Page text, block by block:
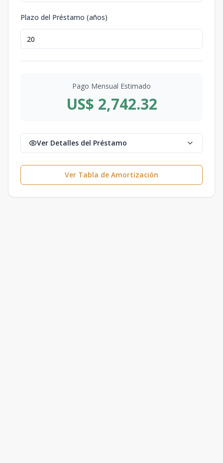
Plazo del Préstamo (años)
Pago Mensual Estimado
US$ 2,742.32
Ver Detalles del Préstamo
Ver Tabla de Amortización